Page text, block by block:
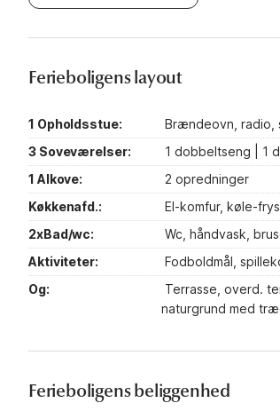
Ferieboligens layout
1 Opholdsstue:
Brændeovn, radio,
3 Soveværelser:
1 dobbeltseng | 1
1 Alkove:
2 opredninger
Køkkenafd.:
El-komfur, køle-
2xBad/wc:
Wc, håndvask,
Aktiviteter:
Fodboldmål,
Og:
Terrasse, overd.
naturgrund med
Ferieboligens beliggenhed